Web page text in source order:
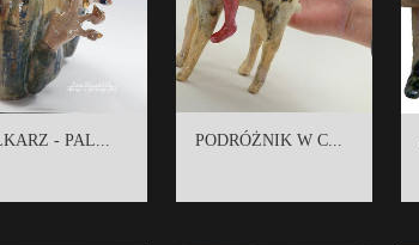
- PAL... PODRÓŻNIK W C...